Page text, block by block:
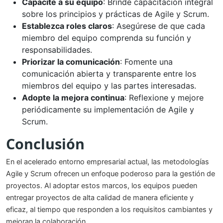
Capacite a su equipo: Brinde capacitación integral
sobre los principios y prácticas de Agile y Scrum.
Establezca roles claros: Asegúrese de que cada
miembro del equipo comprenda su función y
responsabilidades.
Priorizar la comunicación: Fomente una
comunicación abierta y transparente entre los
miembros del equipo y las partes interesadas.
Adopte la mejora continua: Reflexione y mejore
periódicamente su implementación de Agile y
Scrum.
Conclusión
En el acelerado entorno empresarial actual, las metodologías
Agile y Scrum ofrecen un enfoque poderoso para la gestión de
proyectos. Al adoptar estos marcos, los equipos pueden
entregar proyectos de alta calidad de manera eficiente y
eficaz, al tiempo que responden a los requisitos cambiantes y